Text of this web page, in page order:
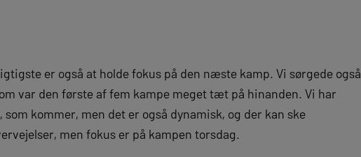
er også at holde fokus på den næste kamp. Vi sørgede også
var den første af fem kampe meget tæt på hinanden. Vi har
kommer, men det er også dynamisk, og der kan ske
men fokus er på kampen torsdag.